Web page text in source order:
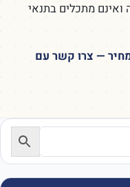
ואינם מתכלים בתנאי
— צרו קשר עם